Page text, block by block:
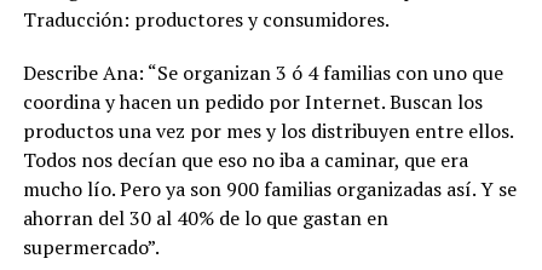
Traducción: productores y consumidores.
Describe Ana: “Se organizan 3 ó 4 familias con uno que
coordina y hacen un pedido por Internet. Buscan los
productos una vez por mes y los distribuyen entre ellos.
Todos nos decían que eso no iba a caminar, que era
mucho lío. Pero ya son 900 familias organizadas así. Y se
ahorran del 30 al 40% de lo que gastan en
supermercado”.